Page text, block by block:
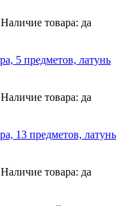
Наличие товара: да
Наличие товара: да
Наличие товара: да